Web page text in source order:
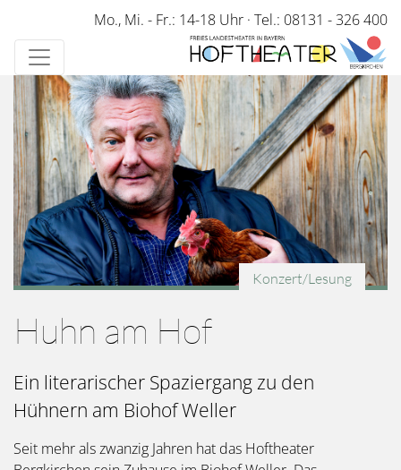
Direkt
zum
Inhalt
Mo., Mi. - Fr.: 14-18 Uhr · Tel.: 08131 - 326 400
Konzert/Lesung
Huhn am Hof
Ein literarischer Spaziergang zu den
Hühnern am Biohof Weller
Seit mehr als zwanzig Jahren hat das Hoftheater